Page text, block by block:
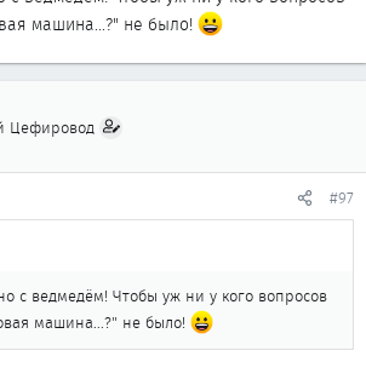
машина...?" не было!
Цефировод
#97
с ведмедём! Чтобы уж ни у кого вопросов
машина...?" не было!